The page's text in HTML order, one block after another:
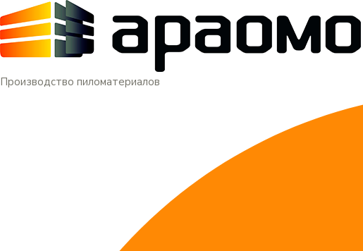
Производство пиломатериалов
Меню
Перейти
к
содержимому